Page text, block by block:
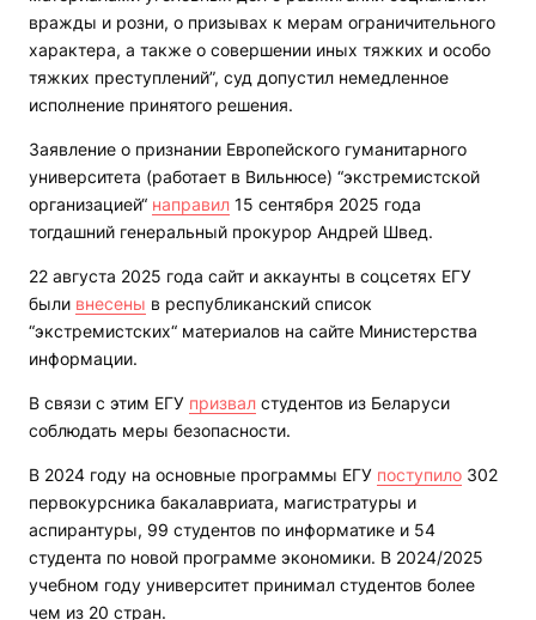
вражды и розни, о призывах к мерам ограничительного
характера, а также о совершении иных тяжких и особо
тяжких преступлений”, суд допустил немедленное
исполнение принятого решения.
Заявление о признании Европейского гуманитарного
университета (работает в Вильнюсе) “экстремистской
организацией“ направил 15 сентября 2025 года
тогдашний генеральный прокурор Андрей Швед.
22 августа 2025 года сайт и аккаунты в соцсетях ЕГУ
были внесены в республиканский список
“экстремистских“ материалов на сайте Министерства
информации.
В связи с этим ЕГУ призвал студентов из Беларуси
соблюдать меры безопасности.
В 2024 году на основные программы ЕГУ поступило 302
первокурсника бакалавриата, магистратуры и
аспирантуры, 99 студентов по информатике и 54
студента по новой программе экономики. В 2024/2025
учебном году университет принимал студентов более
чем из 20 стран.